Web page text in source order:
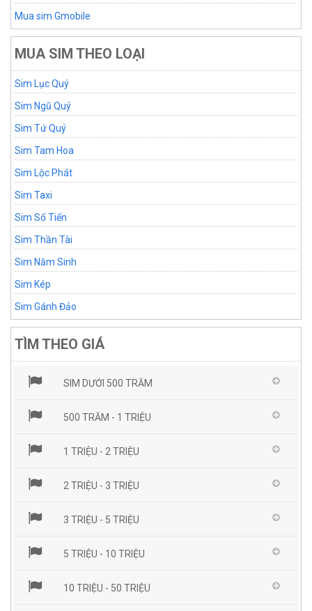
Mua sim Gmobile
MUA SIM THEO LOẠI
Sim Lục Quý
Sim Ngũ Quý
Sim Tứ Quý
Sim Tam Hoa
Sim Lộc Phát
Sim Taxi
Sim Số Tiến
Sim Thần Tài
Sim Năm Sinh
Sim Kép
Sim Gánh Đảo
TÌM THEO GIÁ
SIM DƯỚI 500 TRĂM
500 TRĂM - 1 TRIỆU
1 TRIỆU - 2 TRIỆU
2 TRIỆU - 3 TRIỆU
3 TRIỆU - 5 TRIỆU
5 TRIỆU - 10 TRIỆU
10 TRIỆU - 50 TRIỆU